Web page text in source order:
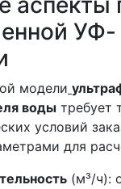
УФ-
модели
воды требует
условий
для
(м³/ч):